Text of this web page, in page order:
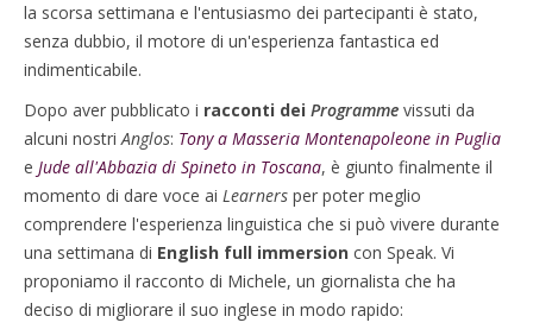
la scorsa settimana e l'entusiasmo dei partecipanti è stato,
senza dubbio, il motore di un'esperienza fantastica ed
indimenticabile.
Dopo aver pubblicato i racconti dei Programme vissuti da
alcuni nostriAnglos: Tony a Masseria Montenapoleone in Puglia
e Jude all'Abbazia di Spineto in Toscana, è giunto finalmente il
momento di dare voce ai Learners per poter meglio
comprendere l'esperienza linguistica che si può vivere durante
una settimana di English full immersion con Speak. Vi
proponiamo il racconto di Michele, un giornalista che ha
deciso di migliorare il suo inglese in modo rapido: